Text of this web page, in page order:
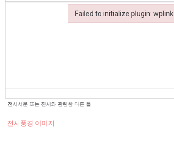
전시서문 또는 진시와 관련한 다른 들
전시풍경 이미지
Failed to initialize plugin: wplink
Failed to initialize plugin: wplink